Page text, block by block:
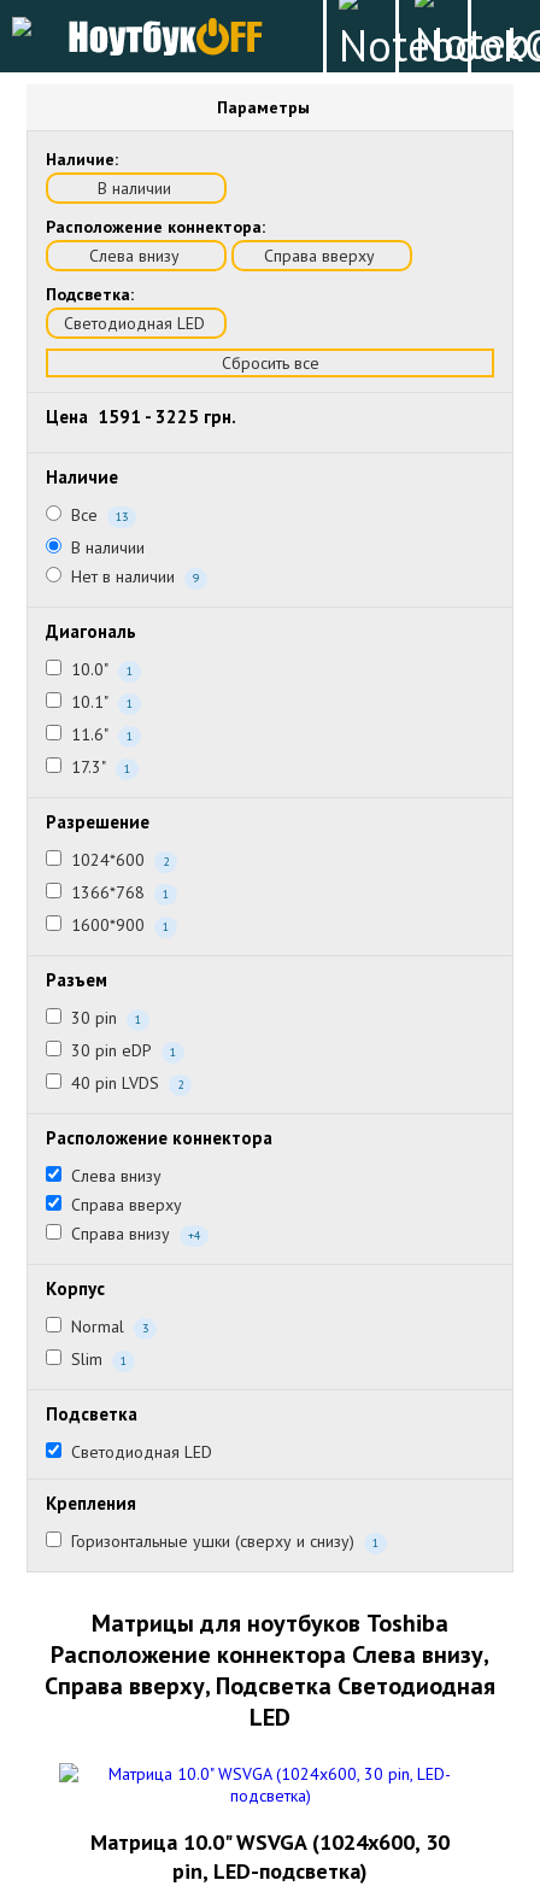
Параметры
Наличие:
В наличии
Расположение коннектора:
Слева внизу
Справа вверху
Подсветка:
Светодиодная LED
Сбросить все
Цена 1591 - 3225 грн.
Наличие
Все 13
В наличии
Нет в наличии
9
Диагональ
10.0" 1
10.1" 1
11.6" 1
17.3" 1
Разрешение
1024*600 2
1366*768 1
1600*900 1
Разъем
30 pin 1
30 pin eDP 1
40 pin LVDS 2
Расположение коннектора
Слева внизу
Справа вверху
Справа внизу
+4
Корпус
Normal 3
Slim 1
Подсветка
Светодиодная LED
Крепления
Горизонтальные ушки (сверху и снизу) 1
Матрицы для ноутбуков Toshiba
Расположение коннектора Слева внизу,
Справа вверху, Подсветка Светодиодная
LED
Матрица 10.0" WSVGA (1024x600, 30
pin, LED-подсветка)